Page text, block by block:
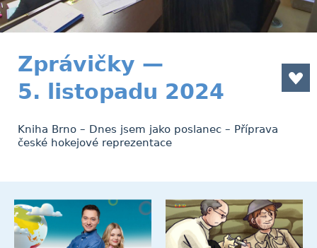
Zprávičky —
5. listopadu 2024
Kniha Brno – Dnes jsem jako poslanec – Příprava
české hokejové reprezentace